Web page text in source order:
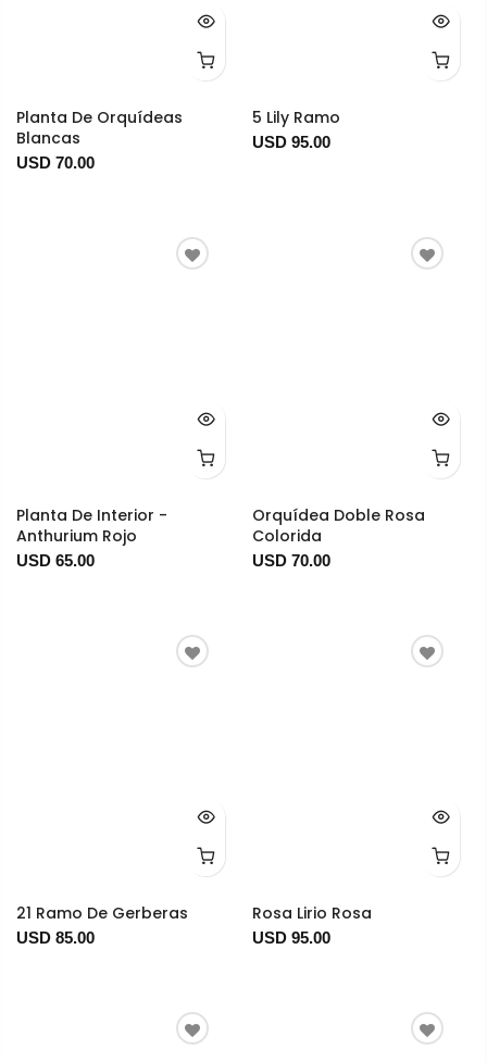
Planta De Orquídeas
Blancas
USD 70.00
5 Lily Ramo
USD 95.00
Planta De Interior -
Anthurium Rojo
USD 65.00
Orquídea Doble Rosa
Colorida
USD 70.00
21 Ramo De Gerberas
USD 85.00
Rosa Lirio Rosa
USD 95.00